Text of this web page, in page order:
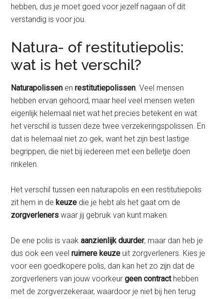
hebben, dus je moet goed voor jezelf nagaan of dit
verstandig is voor jou.
Natura- of restitutiepolis:
wat is het verschil?
Naturapolissen enrestitutiepolissen. Veel mensen
hebben ervan gehoord, maar heel veel mensen weten
eigenlijk helemaal niet wat het precies betekent en wat
het verschil is tussen deze twee verzekeringspolissen. En
dat is helemaal niet zo gek, want het zijn best lastige
begrippen, die niet bij iedereen met een belletje doen
rinkelen.
Het verschil tussen een naturapolis en een restitutiepolis
zit hem in de keuze die je hebt als het gaat om de
zorgverlenerswaar jij gebruik van kunt maken.
De ene polis is vaakaanzienlijk duurder, maar dan heb je
dus ook een veelruimere keuze uit zorgverleners. Kies je
voor een goedkopere polis, dan kan het zo zijn dat de
zorgverleners van jouw voorkeurgeen contract hebben
met de zorgverzekeraar, waardoor je niet bij hen terug